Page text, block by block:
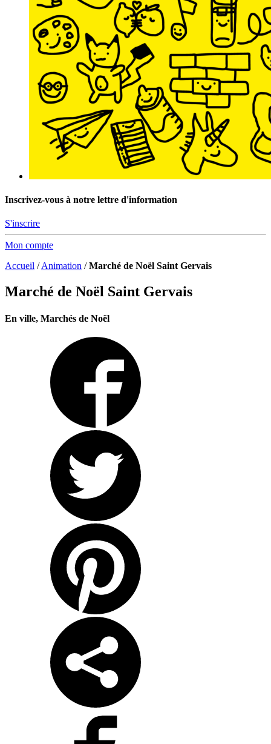
Inscrivez-vous à notre lettre d'information
S'inscrire
Mon compte
Accueil /Animation /Marché de Noël Saint Gervais
Marché de Noël Saint Gervais
En ville, Marchés de Noël